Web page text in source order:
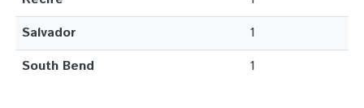
Salvador
1
South Bend
1